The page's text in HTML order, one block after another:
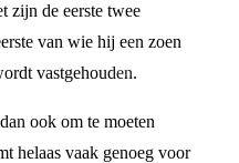
zijn de eerste twee
van wie hij een zoen
vastgehouden.
ook om te moeten
helaas vaak genoeg voor